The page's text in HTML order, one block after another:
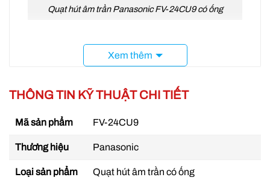
Quạt hút âm trần Panasonic FV-24CU9 có ống
Mô tả Quạt hút âm trần nối ống gió FV-
24CU9 Panasonic
kế đẹp mắt và chất lượng hoàn thiện cao, nhỏ
hạn chế như nhà tắm, nhà vệ sinh, phòng bếp
và các khu vực khác trong gia đình.
tối ưu, tạo ra lượng gió lớn và tạo hiệu quả thông
Xem thêm
THÔNG TIN KỸ THUẬT CHI TIẾT
Mã sản phẩm FV-24CU9
Thương hiệu Panasonic
Loại sản phẩm Quạt hút âm trần có ống